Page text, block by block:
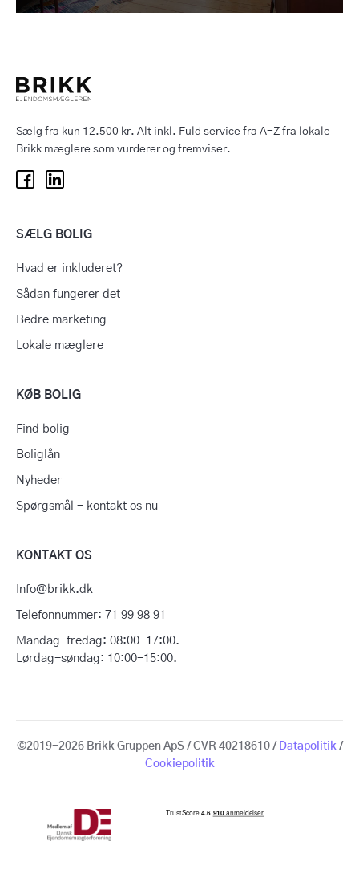
Sælg fra kun 12.500 kr. Alt inkl. Fuld service fra A-Z fra lokale
Brikk mæglere som vurderer og fremviser.
SÆLG BOLIG
Hvad er inkluderet?
Sådan fungerer det
Bedre marketing
Lokale mæglere
KØB BOLIG
Find bolig
Boliglån
Nyheder
Spørgsmål – kontakt os nu
KONTAKT OS
Info@brikk.dk
Telefonnummer: 71 99 98 91
Mandag-fredag: 08:00-17:00.
Lørdag-søndag: 10:00-15:00.
©2019-2026 Brikk Gruppen ApS / CVR 40218610 / Datapolitik/
Cookiepolitik